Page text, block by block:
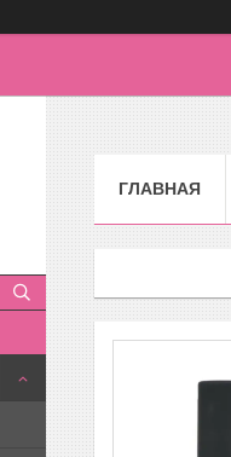
ГЛАВНАЯ